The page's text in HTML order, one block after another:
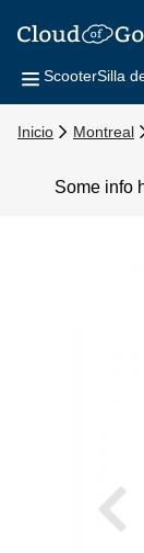
ScooterSilla
Inicio Montreal
Some info